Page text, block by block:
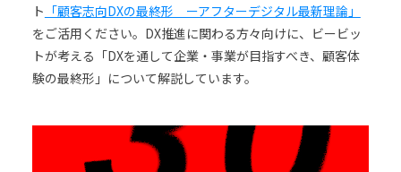
ト 「顧客志向DXの最終形 ーアフターデジタル最新理論」
をご活用ください。DX推進に関わる方々向けに、ビービッ
トが考える「DXを通して企業・事業が目指すべき、顧客体
験の最終形」について解説しています。